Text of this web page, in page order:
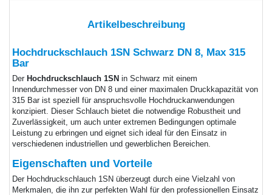
Artikelbeschreibung
Hochdruckschlauch 1SN Schwarz DN 8, Max 315
Bar
Der Hochdruckschlauch 1SN in Schwarz mit einem
Innendurchmesser von DN 8 und einer maximalen Druckkapazität von
315 Bar ist speziell für anspruchsvolle Hochdruckanwendungen
konzipiert. Dieser Schlauch bietet die notwendige Robustheit und
Zuverlässigkeit, um auch unter extremen Bedingungen optimale
Leistung zu erbringen und eignet sich ideal für den Einsatz in
verschiedenen industriellen und gewerblichen Bereichen.
Eigenschaften und Vorteile
Der Hochdruckschlauch 1SN überzeugt durch eine Vielzahl von
Merkmalen, die ihn zur perfekten Wahl für den professionellen Einsatz